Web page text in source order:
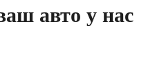
авто у нас